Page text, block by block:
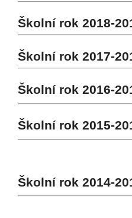
Školní rok 2018-
Školní rok 2017-
Školní rok 2016-
Školní rok 2015-
Školní rok 2014-